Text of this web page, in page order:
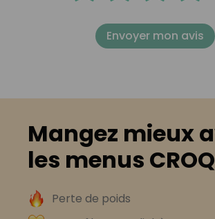
Envoyer mon avis
Mangez mieux
les menus
Perte de poids